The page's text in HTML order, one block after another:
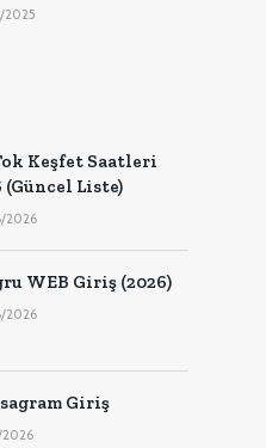
Keşfet Saatleri
(Güncel Liste)
2026
WEB Giriş (2026)
2026
Giriş